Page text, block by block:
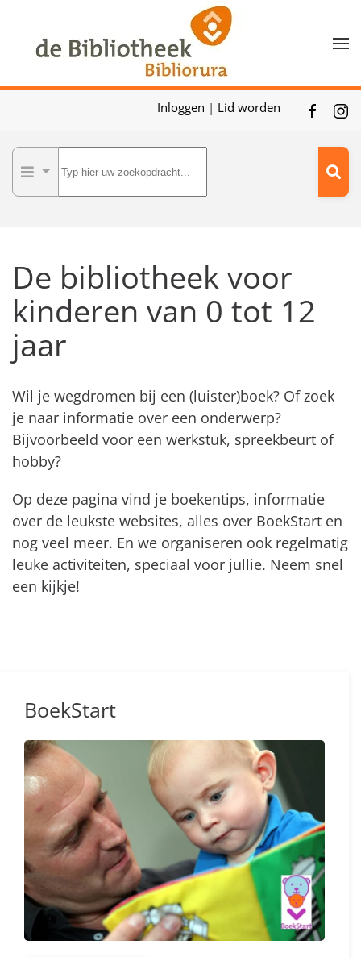
Skip to main content
Inloggen | Lid worden
De bibliotheek voor
kinderen van 0 tot 12
jaar
Wil je wegdromen bij een (luister)boek? Of zoek
je naar informatie over een onderwerp?
Bijvoorbeeld voor een werkstuk, spreekbeurt of
hobby?
Op deze pagina vind je boekentips, informatie
over de leukste websites, alles over BoekStart en
nog veel meer. En we organiseren ook regelmatig
leuke activiteiten, speciaal voor jullie. Neem snel
een kijkje!
BoekStart